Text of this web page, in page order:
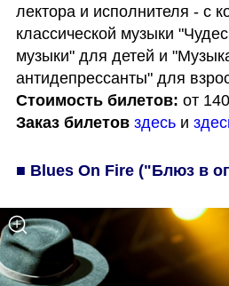
лектора и исполнителя - с
классической музыки
музыки" для детей и
Стоимость билетов:
Заказ билетов здесь и
■ Blues On Fire ("Блюз в